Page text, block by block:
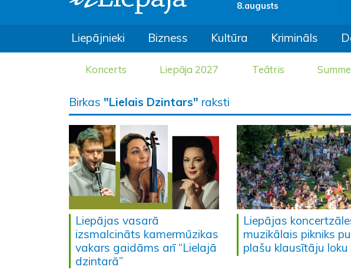
8.augusts
Liepājnieki Bizness Kultūra Krimināls
Koncerts Liepāja 2027 Teātris
Birkas "Lielais Dzintars" raksti
Liepājas vasarā
izsmalcināts kamermūzikas
vakars gaidāms arī “Lielajā
dzintarā”
Liepājas
muzikālais pikniks
plašu klausītāju loku